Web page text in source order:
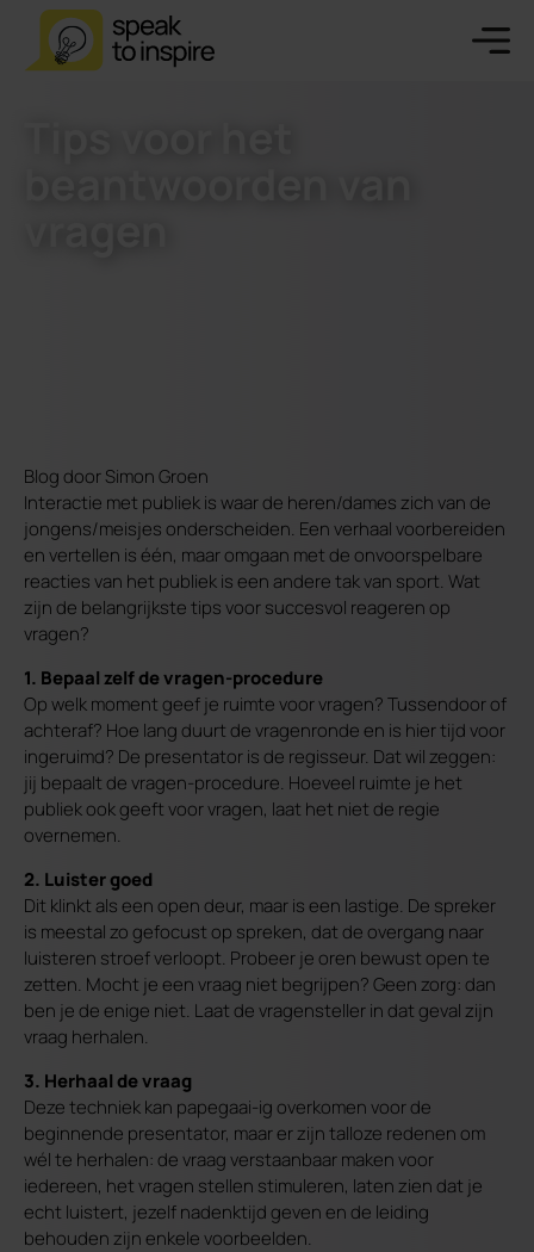
Blog door Simon Groen
Interactie met publiek is waar de heren/dames zich van de
jongens/meisjes onderscheiden. Een verhaal voorbereiden
en vertellen is één, maar omgaan met de onvoorspelbare
reacties van het publiek is een andere tak van sport. Wat
zijn de belangrijkste tips voor succesvol reageren op
vragen?
1. Bepaal zelf de vragen-procedure
Op welk moment geef je ruimte voor vragen? Tussendoor of
achteraf? Hoe lang duurt de vragenronde en is hier tijd voor
ingeruimd? De presentator is de regisseur. Dat wil zeggen:
jij bepaalt de vragen-procedure. Hoeveel ruimte je het
publiek ook geeft voor vragen, laat het niet de regie
overnemen.
2. Luister goed
Dit klinkt als een open deur, maar is een lastige. De spreker
is meestal zo gefocust op spreken, dat de overgang naar
luisteren stroef verloopt. Probeer je oren bewust open te
zetten. Mocht je een vraag niet begrijpen? Geen zorg: dan
ben je de enige niet. Laat de vragensteller in dat geval zijn
vraag herhalen.
3. Herhaal de vraag
Deze techniek kan papegaai-ig overkomen voor de
beginnende presentator, maar er zijn talloze redenen om
wél te herhalen: de vraag verstaanbaar maken voor
iedereen, het vragen stellen stimuleren, laten zien dat je
echt luistert, jezelf nadenktijd geven en de leiding
behouden zijn enkele voorbeelden.